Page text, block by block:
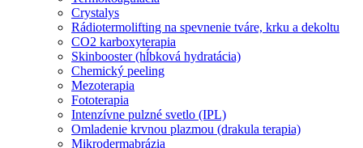
Crystalys
Rádiotermolifting na spevnenie tváre, krku a dekoltu
CO2 karboxyterapia
Skinbooster (hĺbková hydratácia)
Chemický peeling
Mezoterapia
Fototerapia
Intenzívne pulzné svetlo (IPL)
Omladenie krvnou plazmou (drakula terapia)
Mikrodermabrázia